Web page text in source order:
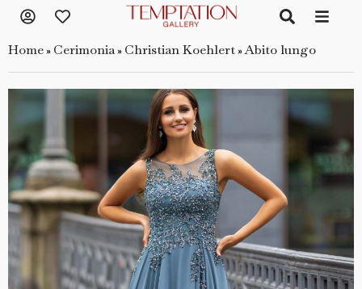
Home» Cerimonia» Christian Koehlert»Abito lungo